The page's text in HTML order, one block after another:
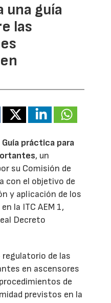
una guía
las
Guía práctica para
, un
su Comisión de
con el objetivo de
y aplicación de los
la ITC AEM 1,
Decreto
regulatorio de las
en ascensores
de
previstos en la